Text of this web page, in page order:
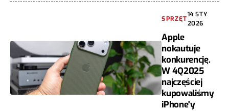
SPRZĘT
14 STY
2026
Apple
nokautuje
konkurencję.
W 4Q2025
najczęściej
kupowaliśmy
iPhone'y